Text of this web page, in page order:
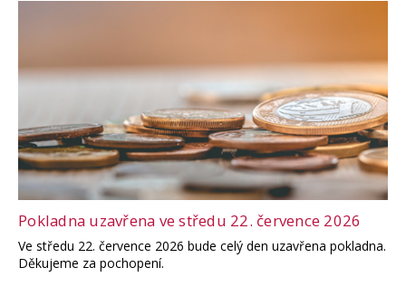
Pokladna uzavřena ve středu 22. července 2026
Ve středu 22. července 2026 bude celý den uzavřena pokladna.
Děkujeme za pochopení.